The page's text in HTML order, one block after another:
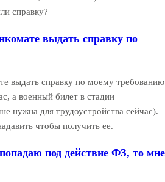
справку?
выдать справку по
выдать справку по моему требованию
а военный билет в стадии
нужна для трудоустройства сейчас).
чтобы получить ее.
под действие ФЗ, то мне